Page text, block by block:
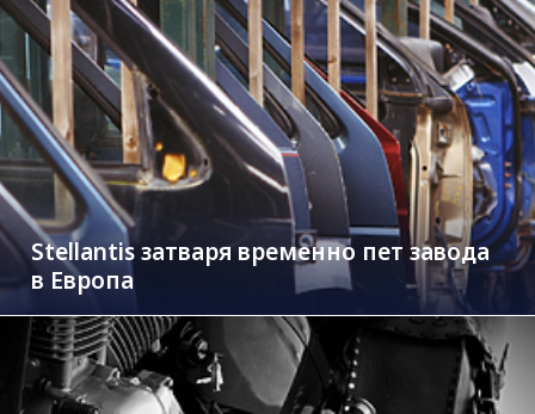
Stellantis затваря временно пет завода
в Европа